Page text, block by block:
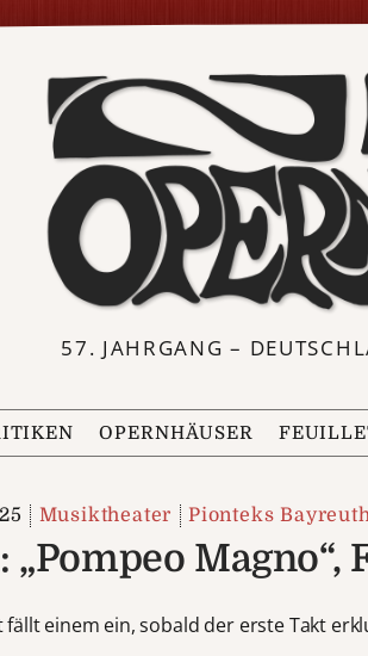
57. JAHRGANG –
OPERNHÄUSER
Musiktheater Pionteks
„Pompeo Magno“,
fällt einem ein, sobald der erste Takt